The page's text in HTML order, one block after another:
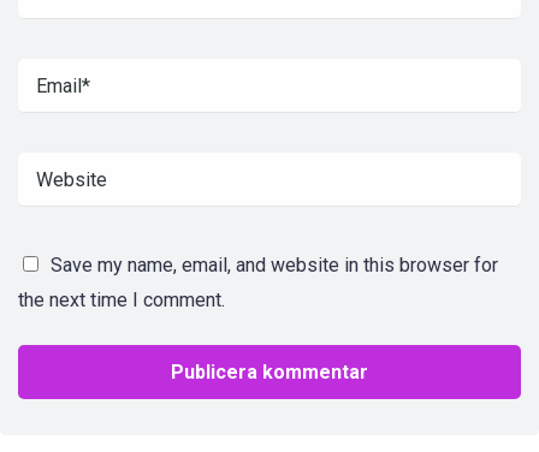
Save my name, email, and website in this browser for
the next time I comment.